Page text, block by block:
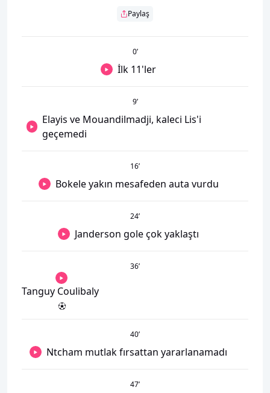
Paylaş
0’
İlk 11'ler
9’
Elayis ve Mouandilmadji, kaleci Lis'i
geçemedi
16’
Bokele yakın mesafeden auta vurdu
24’
Janderson gole çok yaklaştı
36’
Tanguy Coulibaly
40’
Ntcham mutlak fırsattan yararlanamadı
47’